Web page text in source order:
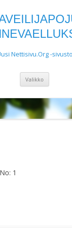
Nettisivu.Org -sivusto
Valikko
1